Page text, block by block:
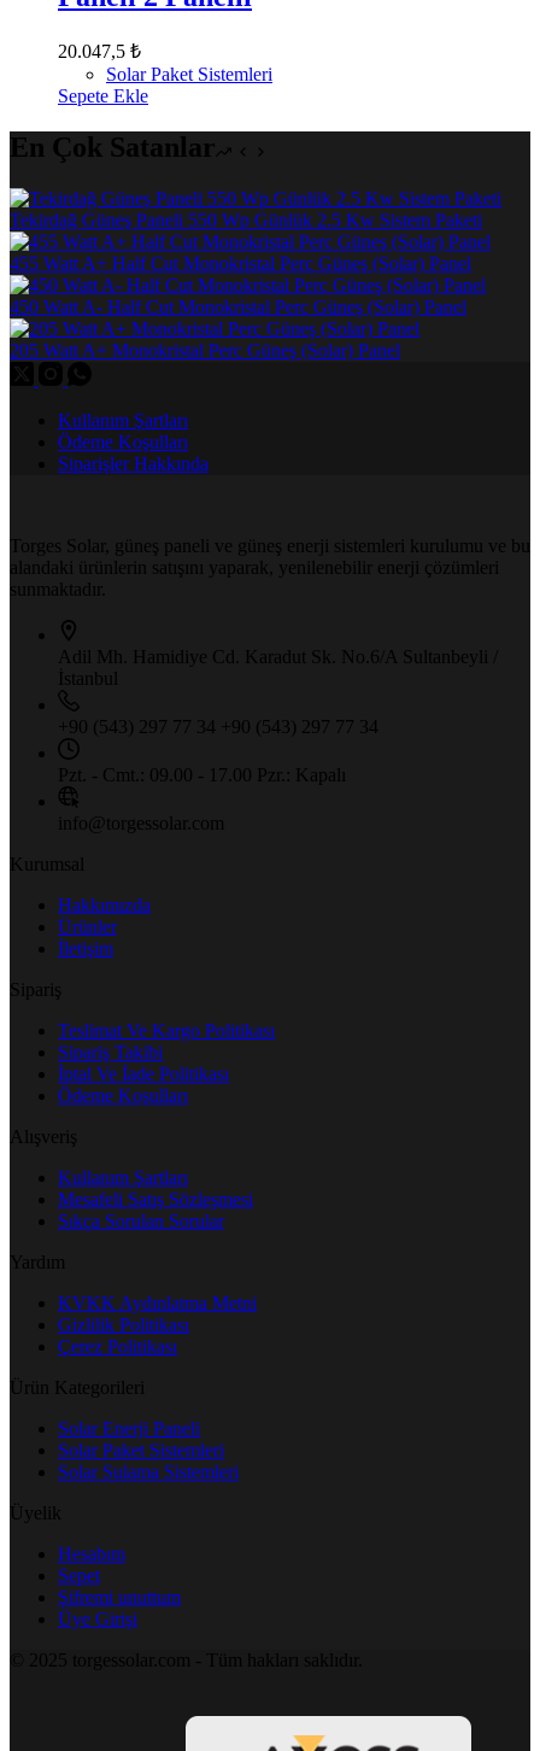
20.047,5 ₺
Solar Paket Sistemleri
Sepete Ekle
En Çok Satanlar
Tekirdağ Güneş Paneli 550 Wp Günlük 2.5 Kw Sistem Paketi
455 Watt A+ Half Cut Monokristal Perc Güneş (Solar) Panel
450 Watt A- Half Cut Monokristal Perc Güneş (Solar) Panel
205 Watt A+ Monokristal Perc Güneş (Solar) Panel
Kullanım Şartları
Ödeme Koşulları
Siparişler Hakkında
Torges Solar, güneş paneli ve güneş enerji sistemleri kurulumu ve bu
alandaki ürünlerin satışını yaparak, yenilenebilir enerji çözümleri
sunmaktadır.
Adil Mh. Hamidiye Cd. Karadut Sk.
No.6/A Sultanbeyli /
İstanbul
+90 (543) 297 77 34 +90 (543) 297 77 34
Pzt. - Cmt.: 09.00 - 17.00 Pzr.: Kapalı
info@torgessolar.com
Kurumsal
Hakkımızda
Ürünler
İletişim
Sipariş
Teslimat Ve Kargo Politikası
Sipariş Takibi
İptal Ve İade Politikası
Ödeme Koşulları
Alışveriş
Kullanım Şartları
Mesafeli Satış Sözleşmesi
Sıkça Sorulan Sorular
Yardım
KVKK Aydınlatma Metni
Gizlilik Politikası
Çerez Politikası
Ürün Kategorileri
Solar Enerji Paneli
Solar Paket Sistemleri
Solar Sulama Sistemleri
Üyelik
Hesabım
Sepet
Şifremi unuttum
Üye Girişi
© 2025 torgessolar.com - Tüm hakları saklıdır.